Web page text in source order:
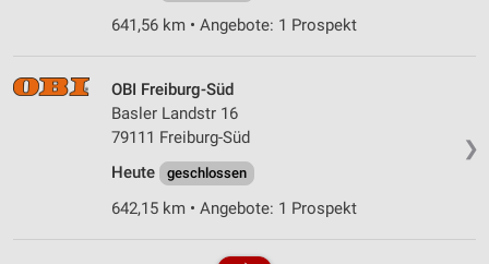
641,56 km • Angebote: 1 Prospekt
❯
OBI Freiburg-Süd
Basler Landstr 16
79111 Freiburg-Süd
Heute
geschlossen
642,15 km • Angebote: 1 Prospekt